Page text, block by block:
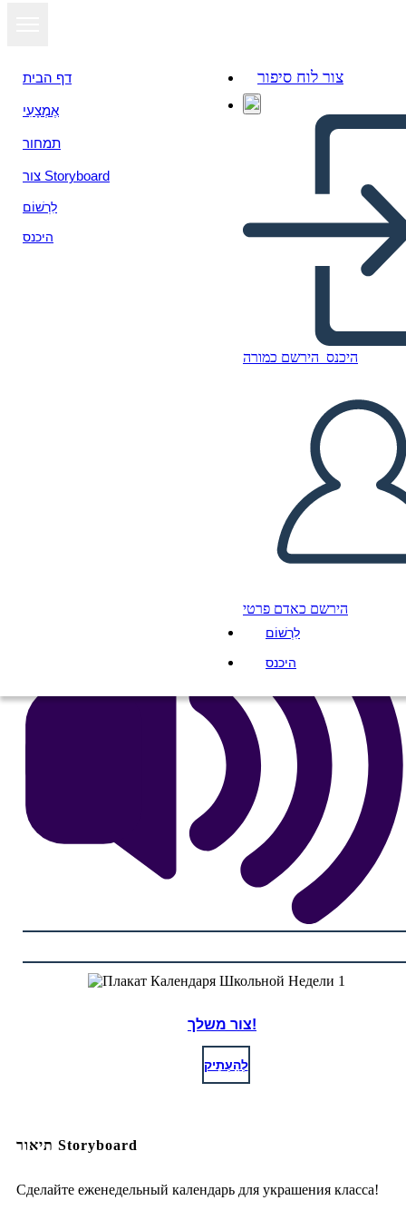
דף הבית
אֶמְצָעִי
תמחור
צור Storyboard
לִרְשׁוֹם
היכנס
צור לוח סיפור
היכנס הירשם כמורה
הירשם כאדם פרטי
לִרְשׁוֹם
היכנס
Плакат Календаря
צור משלך!
לְהַעְתִיק
תיאור Storyboard
Сделайте еженедельный календарь для украшения класса!